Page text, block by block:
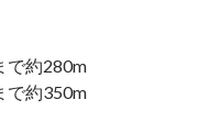
で約280m
で約350m